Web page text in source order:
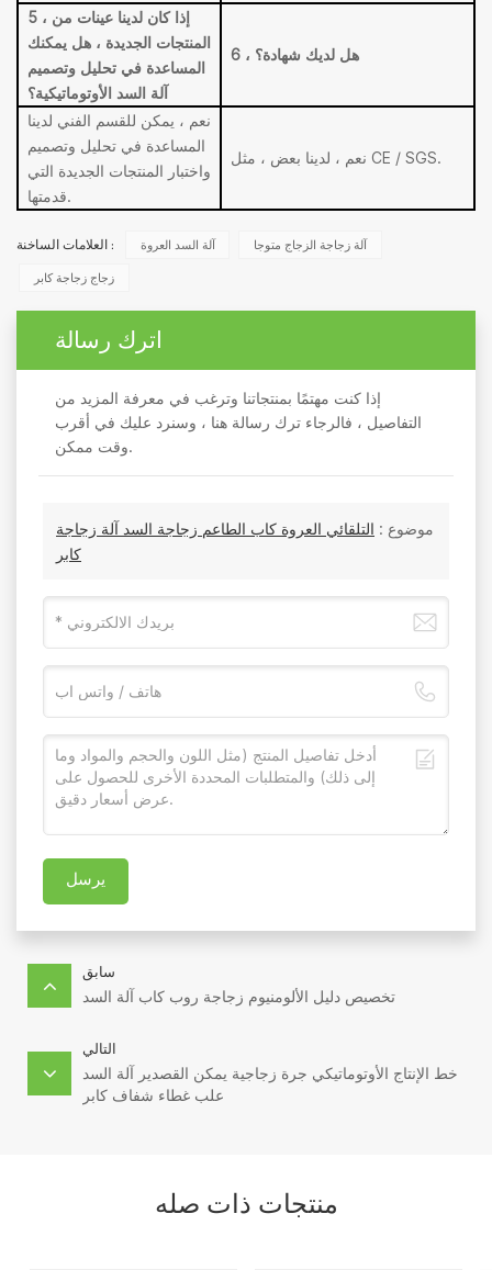
5 ، إذا كان لدينا عينات من
المنتجات الجديدة ، هل يمكنك
المساعدة في تحليل وتصميم
آلة السد الأوتوماتيكية؟
6 ، هل لديك شهادة؟
نعم ، يمكن للقسم الفني لدينا
المساعدة في تحليل وتصميم
واختبار المنتجات الجديدة التي
قدمتها.
نعم ، لدينا بعض ، مثل CE / SGS.
العلامات الساخنة : آلة السد العروة آلة زجاجة الزجاج متوجا
زجاج زجاجة كابر
اترك رسالة
إذا كنت مهتمًا بمنتجاتنا وترغب في معرفة المزيد من
التفاصيل ، فالرجاء ترك رسالة هنا ، وسنرد عليك في أقرب
وقت ممكن.
موضوع : التلقائي العروة كاب الطاعم زجاجة السد آلة زجاجة
كابر
يرسل
سابق
تخصيص دليل الألومنيوم زجاجة روب كاب آلة السد
التالي
خط الإنتاج الأوتوماتيكي جرة زجاجية يمكن القصدير آلة السد
علب غطاء شفاف كابر
منتجات ذات صله